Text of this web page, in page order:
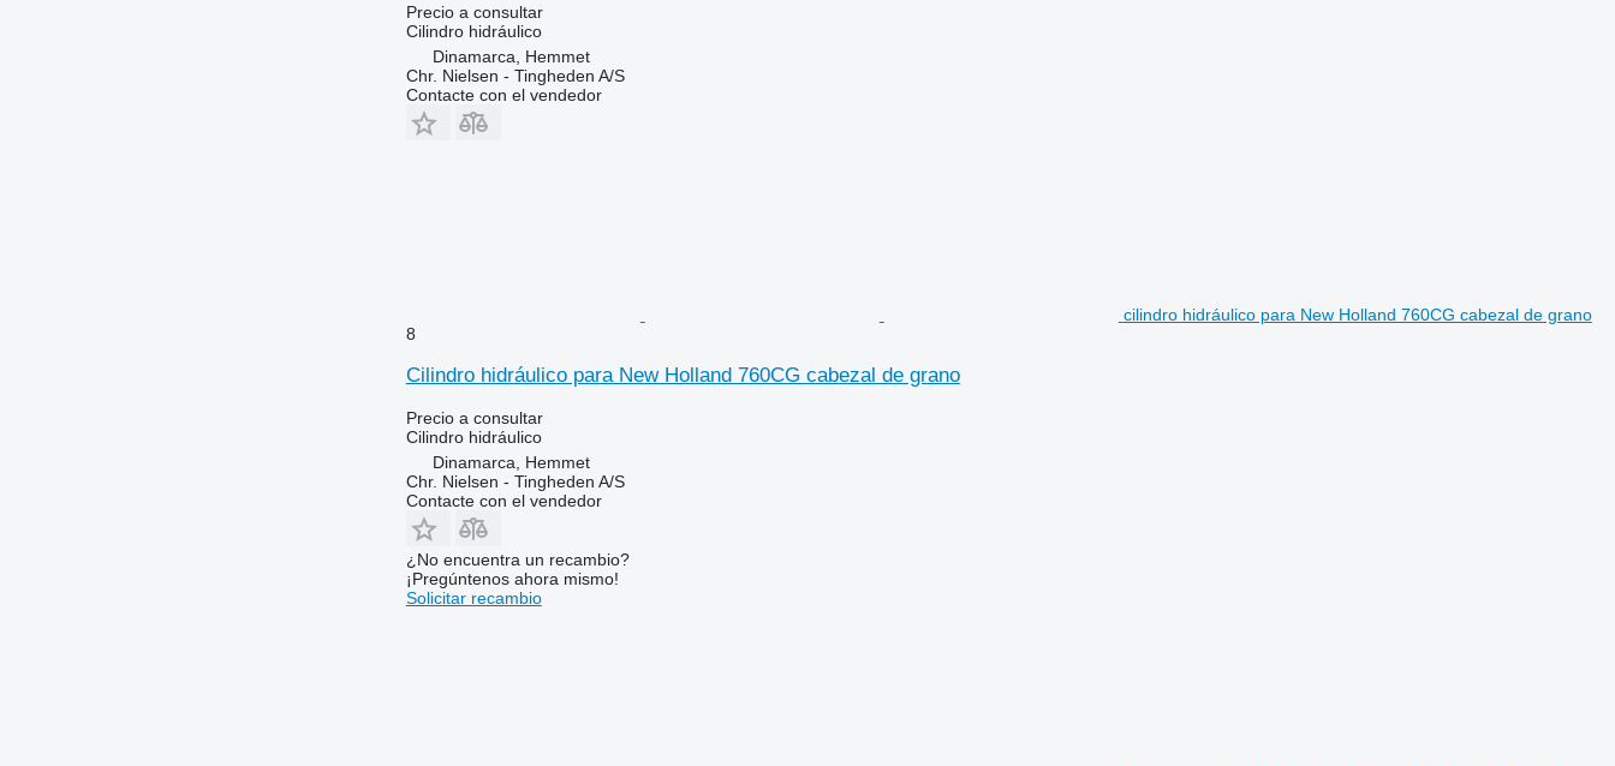
Precio a consultar
Cilindro hidráulico
Dinamarca, Hemmet
Chr. Nielsen - Tingheden A/S
Contacte con el vendedor
cilindro hidráulico para New Holland 760CG cabezal de grano
8
Cilindro hidráulico para New Holland 760CG cabezal de grano
Precio a consultar
Cilindro hidráulico
Dinamarca, Hemmet
Chr. Nielsen - Tingheden A/S
Contacte con el vendedor
¿No encuentra un recambio?
¡Pregúntenos ahora mismo!
Solicitar recambio